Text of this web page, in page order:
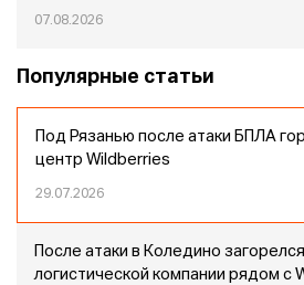
07.08.2026
Популярные статьи
Под Рязанью после атаки БПЛА
центр Wildberries
29.07.2026
После атаки в Коледино
логистической компании рядом с